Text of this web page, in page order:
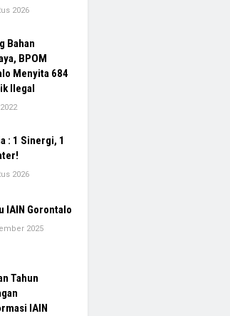
2026
Bahan
BPOM
Menyita 684
Ilegal
: 1 Sinergi, 1
2026
IAIN Gorontalo
2025
Tahun
IAIN